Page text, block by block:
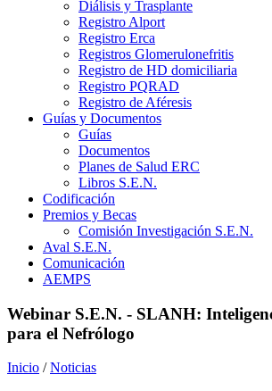
Diálisis y Trasplante
Registro Alport
Registro Erca
Registros Glomerulonefritis
Registro de HD domiciliaria
Registro PQRAD
Registro de Aféresis
Guías y Documentos
Guías
Documentos
Planes de Salud ERC
Libros S.E.N.
Codificación
Premios y Becas
Comisión Investigación S.E.N.
Aval S.E.N.
Comunicación
AEMPS
Webinar S.E.N. - SLANH:
para el Nefrólogo
Inicio /Noticias